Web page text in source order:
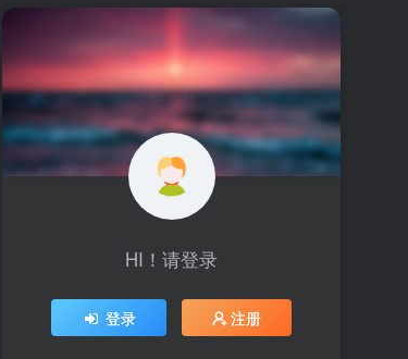
流群，比如娃圈跺网，这样可以更快地
获取信息，也能和其他玩家交流心得，
对于新手来说非常有帮助。
找妆师补妆或者重新定制。
关节松了可以调弹力绳，关节不顺滑的
话用砂纸轻磨，再涂点硅油。平时多给
娃换衣服、换假发，拍照时还能摆出各
种姿势。有时间的话，可以自己动手做
小场景，超有成就感！
最重要的是，养娃是为了开心，不用比
价格和数量，找到自己喜欢的风格，享
受和娃互动的过程就好啦！
HI！请登录
登录 注册